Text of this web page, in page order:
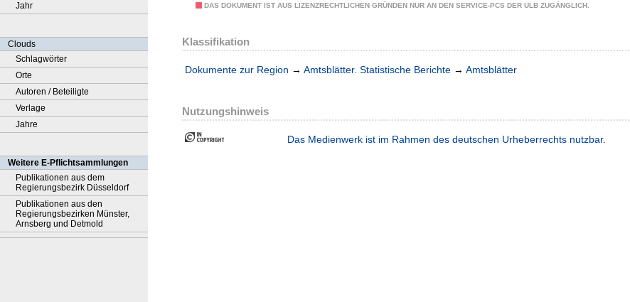
Jahr
Clouds
Schlagwörter
Orte
Autoren / Beteiligte
Verlage
Jahre
Weitere E-Pflichtsammlungen
Publikationen aus dem
Regierungsbezirk Düsseldorf
Publikationen aus den
Regierungsbezirken Münster,
Arnsberg und Detmold
DAS DOKUMENT IST AUS LIZENZRECHTLICHEN GRÜNDEN NUR AN DEN SERVICE-PCS DER ULB ZUGÄNGLICH.
Klassifikation
Dokumente zur Region → Amtsblätter. Statistische Berichte → Amtsblätter
Nutzungshinweis
Das Medienwerk ist im Rahmen des deutschen Urheberrechts nutzbar.